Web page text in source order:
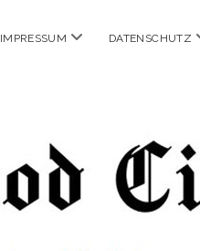
IMPRESSUM Menü
DATENSCHUTZ